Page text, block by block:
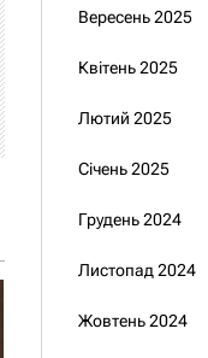
Вересень 2025
Квітень 2025
Лютий 2025
Січень 2025
Грудень 2024
Листопад 2024
Жовтень 2024